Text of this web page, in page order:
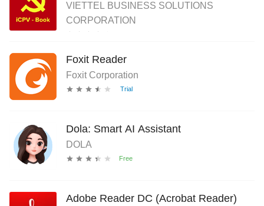
VIETTEL BUSINESS SOLUTIONS
CORPORATION
Foxit Reader
Foxit Corporation
Dola: Smart AI Assistant
DOLA
Adobe Reader DC (Acrobat Reader)